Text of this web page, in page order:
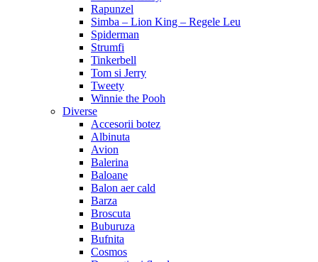
Rapunzel
Simba – Lion King – Regele Leu
Spiderman
Strumfi
Tinkerbell
Tom si Jerry
Tweety
Winnie the Pooh
Diverse
Accesorii botez
Albinuta
Avion
Balerina
Baloane
Balon aer cald
Barza
Broscuta
Buburuza
Bufnita
Cosmos